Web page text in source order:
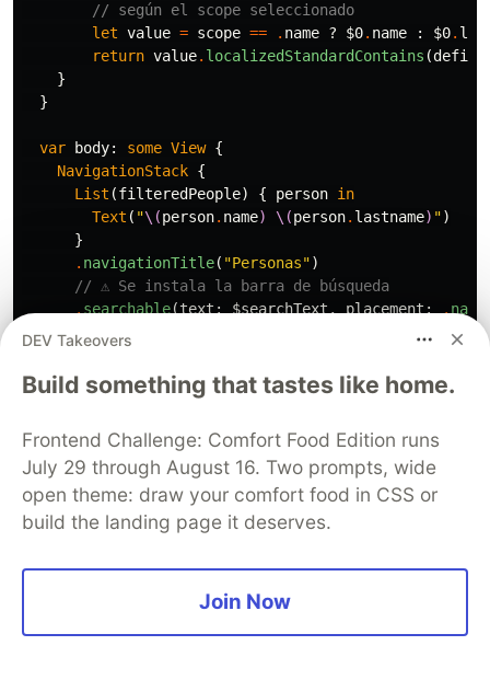
// según el scope seleccionado
let value = scope == . name ? $0. name : $0.
return value. localizedStandardContains (
}
}
var body: some View {
NavigationStack {
List (filteredPeople) { person in
Text ( "\(person. name) \(person. lastname) ")
}
. navigationTitle( "Personas")
// ⚠️ Se instala la barra de búsqueda
. searchable(text : $searchText , placement : .
// ⚠️ Se definen unos "scopes" para pintar un
// ⚠️ Los "scopes" tienen tags.
"Nombre"
}
.onChange( of: searchText, {
if searchText. isEmpty {
definiteSearchText
= searchText
definiteSearchText = searchText
}
DEV Takeovers
Build something that tastes like home.
Frontend Challenge: Comfort Food Edition runs
July 29 through August 16. Two prompts, wide
open theme: draw your comfort food in CSS or
build the landing page it deserves.
Join Now